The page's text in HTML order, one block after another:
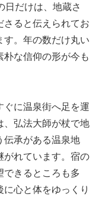
日だけは、地蔵さ
さると伝えられてお
す。年の数だけ丸い
朴な信仰の形が今も
ぐに温泉街へ足を運
、弘法大師が杖で地
伝承がある温泉地
がれています。宿の
できるところも多
心と体をゆっくり